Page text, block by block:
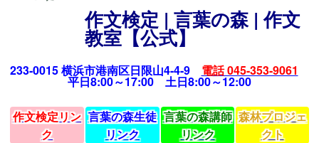
作文検定 | 言葉の森 | 作文
教室【公式】
233-0015 横浜市港南区日限山4-4-9 電話 045-353-9061
平日8:00～17:00 土日8:00～12:00
作文検定リン
ク
言葉の森生徒
リンク
言葉の森講師
リンク
森林プロジェ
クト